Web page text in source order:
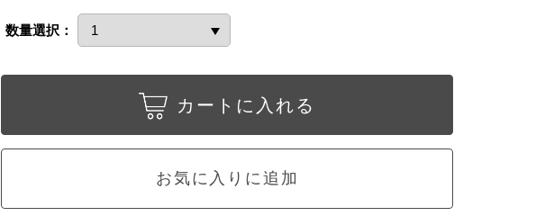
数量選択：
カートに入れる
お気に入りに追加